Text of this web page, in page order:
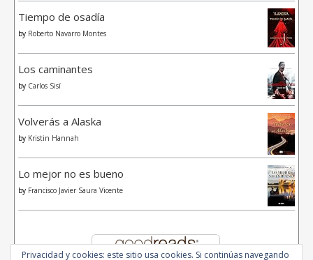
Tiempo de osadía
by Roberto Navarro Montes
Los caminantes
by Carlos Sisí
Volverás a Alaska
by Kristin Hannah
Lo mejor no es bueno
by Francisco Javier Saura Vicente
Privacidad y cookies: este sitio usa cookies. Si continúas navegando